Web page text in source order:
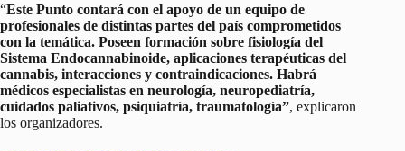
“Este Punto contará con el apoyo de un equipo de
profesionales de distintas partes del país comprometidos
con la temática. Poseen formación sobre fisiología del
Sistema Endocannabinoide, aplicaciones terapéuticas del
cannabis, interacciones y contraindicaciones. Habrá
médicos especialistas en neurología, neuropediatría,
cuidados paliativos, psiquiatría, traumatología”, explicaron
los organizadores.